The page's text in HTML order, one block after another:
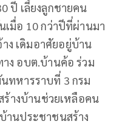
ปี เลี้ยงลูกชายคน
เมื่อ 10 กว่าปีที่ผ่านมา
ง เดิมอาศัยอยู่บ้าน
าง อบต.บ้านค้อ ร่วม
ทหารราบที่ 3 กรม
ร้างบ้านช่วยเหลือคน
านประชาชนสร้าง